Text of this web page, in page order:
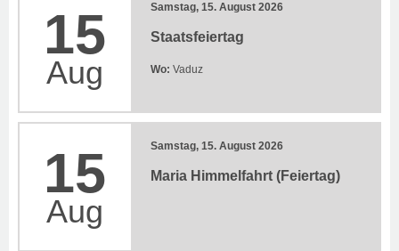
15
Aug
Samstag, 15. August 2026
Staatsfeiertag
Wo: Vaduz
15
Aug
Samstag, 15. August 2026
Maria Himmelfahrt (Feiertag)